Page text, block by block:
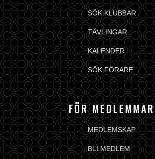
SÖK KLUBBAR
TÄVLINGAR
KALENDER
SÖK FÖRARE
FÖR MEDLEMMAR
MEDLEMSKAP
BLI MEDLEM